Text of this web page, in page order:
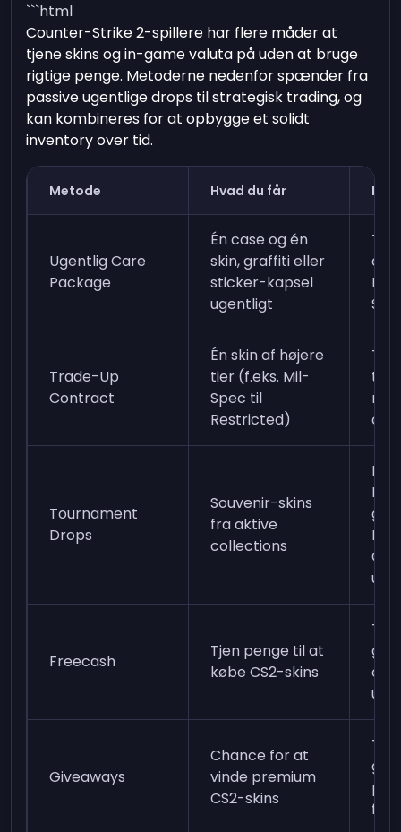
```html
Counter-Strike 2-spillere har flere måder at
tjene skins og in-game valuta på uden at bruge
rigtige penge. Metoderne nedenfor spænder fra
passive ugentlige drops til strategisk trading, og
kan kombineres for at opbygge et solidt
inventory over tid.
Metode Hvad du får Krav
Ugentlig Care
Package
Én case og én
skin, graffiti eller
sticker-kapsel
ugentligt
at
Trade-Up
Contract
Én skin af højere
tier (f.eks. Mil-
Spec til
Restricted)
Ti
tier
Tournament
Drops
Souvenir-skins
fra aktive
collections
Freecash
Tjen penge til at
købe CS2-skins
Giveaways
Chance for at
vinde premium
CS2-skins